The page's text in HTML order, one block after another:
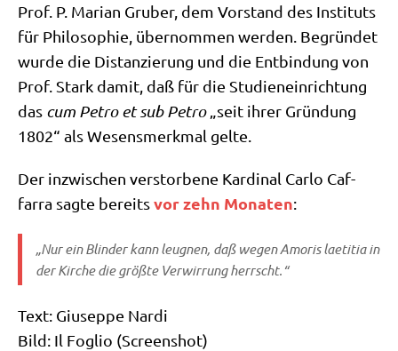
Prof. P. Mari­an Gru­ber, dem Vor­stand des Insti­tuts
für Phi­lo­so­phie, über­nom­men wer­den. Begrün­det
wur­de die Distan­zie­rung und die Ent­bin­dung von
Prof. Stark damit, daß für die Stu­di­en­ein­rich­tung
das cum Petro et sub Petro„seit ihrer Grün­dung
1802“ als Wesens­merk­mal gelte.
Der inzwi­schen ver­stor­be­ne Kar­di­nal Car­lo Caf­
farra sag­te bereitsvor zehn Mona­ten:
„Nur ein Blin­der kann leug­nen, daß wegenAmo­ris lae­ti­tiain
der Kir­che die größ­te Ver­wir­rung herrscht.“
Text: Giu­sep­pe Nardi
Bild: Il Foglio (Screen­shot)